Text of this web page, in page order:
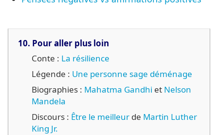
10. Pour aller plus loin
Conte : La résilience
Légende : Une personne sage déménage
Biographies : Mahatma Gandhi et Nelson
Mandela
Discours : Être le meilleur de Martin Luther
King Jr.